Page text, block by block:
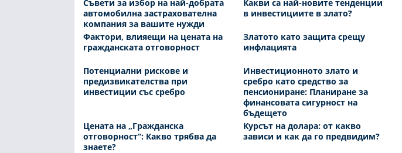
Съвети за избор на най-добрата
автомобилна застрахователна
компания за вашите нужди
Какви са най-новите тенденции
в инвестициите в злато?
Фактори, влияещи на цената на
гражданската отговорност
Златото като защита срещу
инфлацията
Потенциални рискове и
предизвикателства при
инвестиции със сребро
Инвестиционното злато и
сребро като средство за
пенсиониране: Планиране за
финансовата сигурност на
бъдещето
Цената на „Гражданска
отговорност“: Какво трябва да
знаете?
Курсът на долара: от какво
зависи и как да го предвидим?